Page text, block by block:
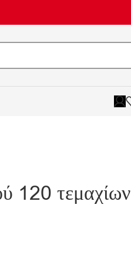
120 τεμαχίων